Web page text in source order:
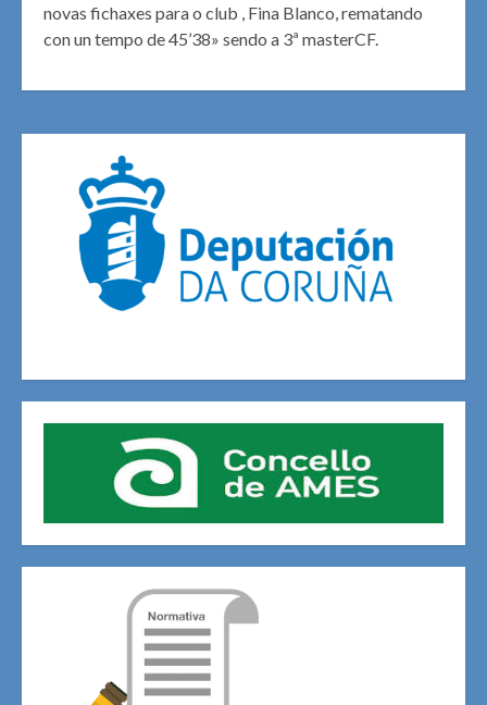
novas fichaxes para o club , Fina Blanco, rematando
con un tempo de 45’38» sendo a 3ª masterCF.